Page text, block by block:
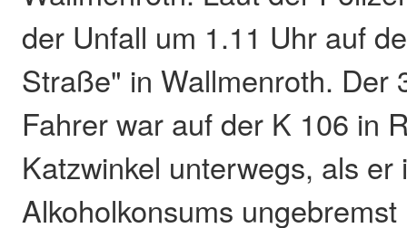
der Unfall um 1.11 Uhr auf
Straße" in Wallmenroth. Der
Fahrer war auf der K 106 in
Katzwinkel unterwegs, als er
Alkoholkonsums